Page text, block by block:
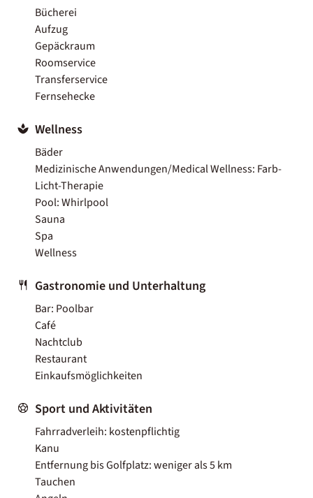
Bücherei
Aufzug
Gepäckraum
Roomservice
Transferservice
Fernsehecke
Wellness
Bäder
Medizinische Anwendungen/Medical Wellness: Farb-
Licht-Therapie
Pool: Whirlpool
Sauna
Spa
Wellness
Gastronomie und Unterhaltung
Bar: Poolbar
Café
Nachtclub
Restaurant
Einkaufsmöglichkeiten
Sport und Aktivitäten
Fahrradverleih: kostenpflichtig
Kanu
Entfernung bis Golfplatz: weniger als 5 km
Tauchen